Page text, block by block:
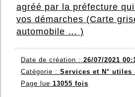
agréé par la préfecture
vos démarches (Carte
automobile … )
Date de création : 26/07/2021
Catégorie : Services et N° utiles
Page lue 13055 fois